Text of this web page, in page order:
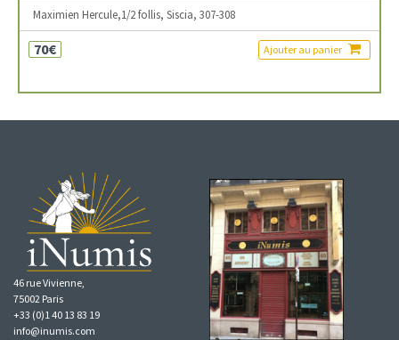
Maximien Hercule,1/2 follis, Siscia, 307-308
70€ Ajouter au panier
46 rue Vivienne,
75002 Paris
+33 (0)1 40 13 83 19
info@inumis.com